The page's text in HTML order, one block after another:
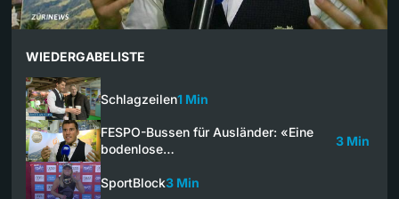
WIEDERGABELISTE
Schlagzeilen1 Min
FESPO-Bussen für Ausländer: «Eine
bodenlose…
3 Min
SportBlock3 Min